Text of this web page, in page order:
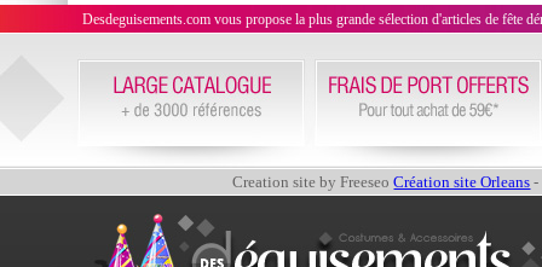
Desdeguisements.com vous propose la plus grande sélection d'articles de fête
Creation site by FreeseoCréation site Orleans -